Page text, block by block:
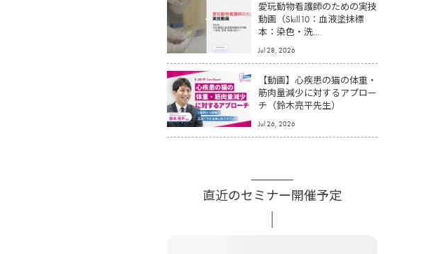
愛玩動物看護師のための実技
動画（Skill10：血液塗抹標
本：染色・洗...
Jul 28, 2026
【動画】心疾患の猫の体重・
筋肉量減少に対するアプロー
チ（鈴木亮平先生）
Jul 26, 2026
直近のセミナー開催予定